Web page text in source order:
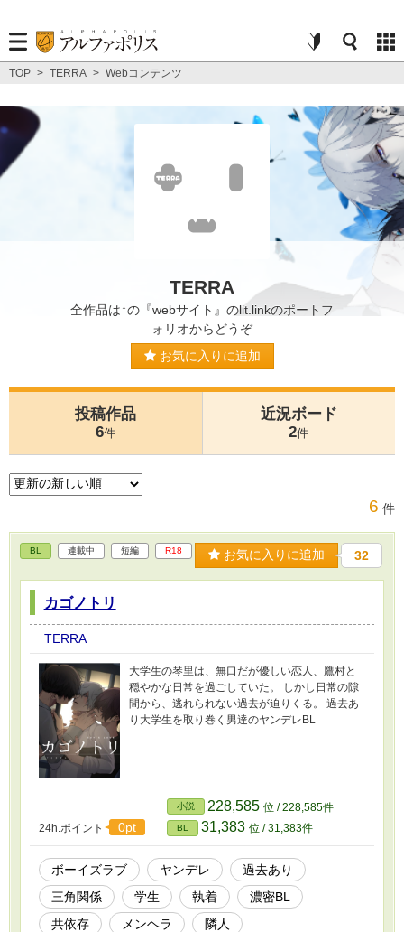
TOP > TERRA > Webコンテンツ
TERRA
全作品は↑の『webサイト』のlit.linkのポートフ
ォリオからどうぞ
お気に入りに追加
投稿作品
6件
近況ボード
2件
6 件
BL 連載中 短編 R18 お気に入りに追加 32
カゴノトリ
TERRA
大学生の琴里は、無口だが優しい恋人、鷹村と
穏やかな日常を過ごしていた。 しかし日常の隙
間から、逃れられない過去が迫りくる。 過去あ
り大学生を取り巻く男達のヤンデレBL
24h.ポイント 0pt
小説 228,585 位 / 228,585件
BL 31,383 位 / 31,383件
ボーイズラブ ヤンデレ
過去あり
三角関係
学生 執着
濃密BL
共依存
メンヘラ 隣人